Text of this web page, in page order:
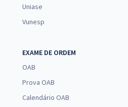
Uniase
Vunesp
EXAME DE ORDEM
OAB
Prova OAB
Calendário OAB